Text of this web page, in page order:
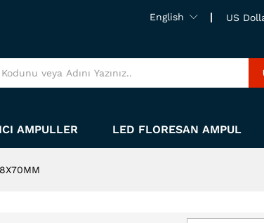
English US
AMPULLER LED FLORESAN AMPUL